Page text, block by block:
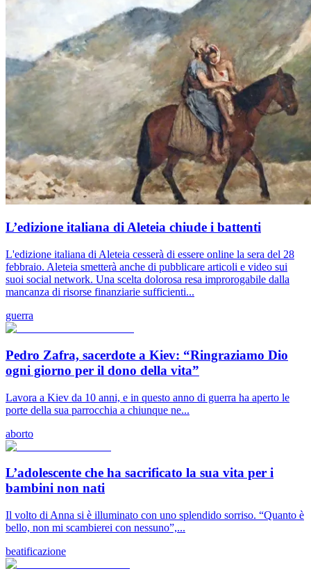
L’edizione italiana di Aleteia chiude i battenti
L'edizione italiana di Aleteia cesserà di essere online la sera del 28
febbraio. Aleteia smetterà anche di pubblicare articoli e video sui
suoi social network. Una scelta dolorosa resa improrogabile dalla
mancanza di risorse finanziarie sufficienti...
guerra
Pedro Zafra, sacerdote a Kiev: “Ringraziamo Dio
ogni giorno per il dono della vita”
Lavora a Kiev da 10 anni, e in questo anno di guerra ha aperto le
porte della sua parrocchia a chiunque ne...
aborto
L’adolescente che ha sacrificato la sua vita per i
bambini non nati
Il volto di Anna si è illuminato con uno splendido sorriso. “Quanto è
bello, non mi scambierei con nessuno”,...
beatificazione